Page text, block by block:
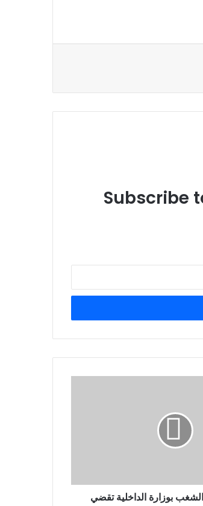
Subscribe
بوزارة الداخلية تقضي